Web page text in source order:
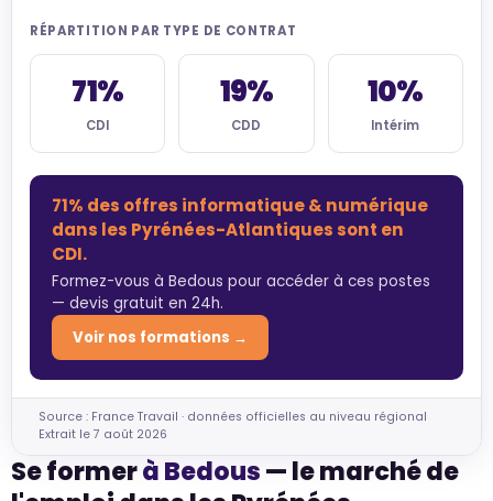
RÉPARTITION PAR TYPE DE CONTRAT
71%
CDI
19%
CDD
10%
Intérim
71% des offres informatique & numérique
dans les Pyrénées-Atlantiques sont en
CDI.
Formez-vous à Bedous pour accéder à ces postes
— devis gratuit en 24h.
Voir nos formations →
Source : France Travail · données officielles au niveau régional
Extrait le 7 août 2026
Se formerà Bedous— le marché de